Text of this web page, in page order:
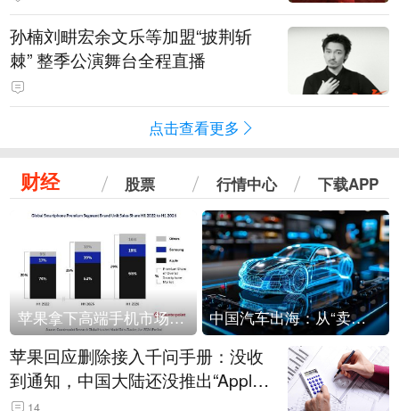
孙楠刘畊宏余文乐等加盟“披荆斩
棘” 整季公演舞台全程直播
点击查看更多
财经 股票 行情中心 下载APP
苹果拿下高端手机市场65%的份额：iPhone 17系列功不可没 中国汽车出海：从“卖出去”到“走进去”
苹果回应删除接入千问手册：没收
到通知，中国大陆还没推出“Apple
智能使用千问”功能
14